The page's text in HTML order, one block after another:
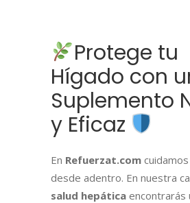
Protege tu
Hígado con
Suplemento
y Eficaz
En Refuerzat.com
desde adentro. En nuestra
salud hepática encontrarás